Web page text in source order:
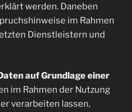
werden. Daneben
im Rahmen
Dienstleistern und
auf Grundlage einer
im Rahmen der Nutzung
verarbeiten lassen,